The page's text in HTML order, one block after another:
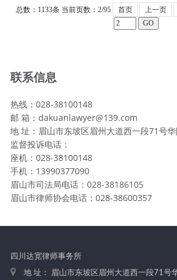
总数：1133条 当前页数：2/95 首页 上一页
联系信息
热线：028-38100148
邮 箱：dakuanlawyer@139.com
地 址：眉山市东坡区眉州大道西一段71号
监督投诉电话：
座机：028-38100148
手机：13990377090
眉山市司法局电话：028-38186105
眉山市律师协会电话：028-38600357
四川达宽律师事务所
地 址： 眉山市东坡区眉州大道西一段71号